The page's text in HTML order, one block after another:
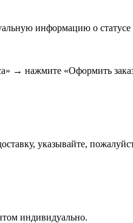
информацию о статусе
→ нажмите «Оформить
указывайте,
индивидуально.